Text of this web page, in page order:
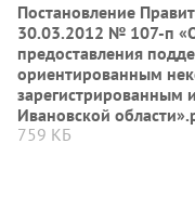
Постановление
30.03.2012 № 107-п
предоставления
ориентированным
зарегистрированным
Ивановской
759 КБ